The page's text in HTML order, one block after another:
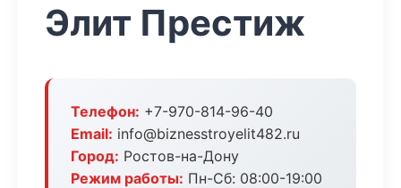
Элит Престиж
Телефон: +7-970-814-96-40
Email: info@biznesstroyelit482.ru
Город: Ростов-на-Дону
Режим работы: Пн-Сб: 08:00-19:00